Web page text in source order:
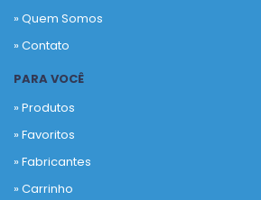
» Quem Somos
» Contato
PARA VOCÊ
» Produtos
»Favoritos
»Fabricantes
»Carrinho